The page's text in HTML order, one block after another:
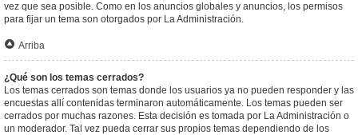
vez que sea posible. Como en los anuncios globales y anuncios, los permisos
para fijar un tema son otorgados por La Administración.
Arriba
¿Qué son los temas cerrados?
Los temas cerrados son temas donde los usuarios ya no pueden responder y las
encuestas allí contenidas terminaron automáticamente. Los temas pueden ser
cerrados por muchas razones. Esta decisión es tomada por La Administración o
un moderador. Tal vez pueda cerrar sus propios temas dependiendo de los